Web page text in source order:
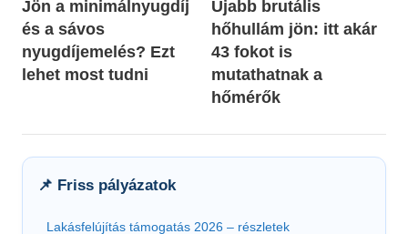
navigáció
Jön a minimálnyugdíj
és a sávos
nyugdíjemelés? Ezt
lehet most tudni
Újabb brutális
hőhullám jön: itt akár
43 fokot is
mutathatnak a
hőmérők
📌 Friss pályázatok
Lakásfelújítás támogatás 2026 – részletek